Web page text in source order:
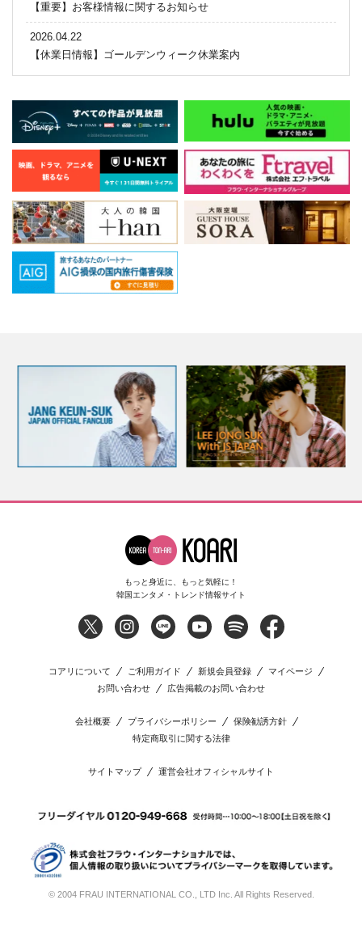
【重要】お客様情報に関するお知らせ
2026.04.22
【休業日情報】ゴールデンウィーク休業案内
もっと身近に、もっと気軽に！
韓国エンタメ・トレンド情報サイト
コアリについて ご利用ガイド 新規会員登録
マイページ
お問い合わせ
広告掲載のお問い合わせ
会社概要 プライバシーポリシー
保険勧誘方針
特定商取引に関する法律
サイトマップ 運営会社オフィシャルサイト
© 2004 FRAU INTERNATIONAL CO., LTD Inc. All Rights Reserved.